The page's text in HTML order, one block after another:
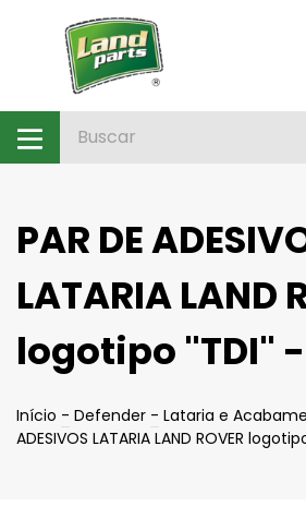
PAR DE
LATARIA LAND
logotipo "TDI" -
Início - Defender - Lataria e
ADESIVOS LATARIA LAND ROVER